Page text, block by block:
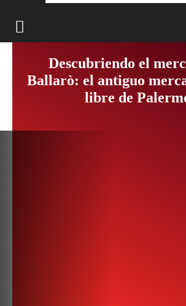
Descubriendo el
Ballarò: el antiguo
libre de